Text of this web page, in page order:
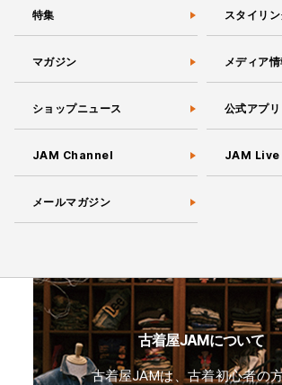
特集 スタイリ
マガジン メディア情
ショップニュース 公式アプリ
JAM Channel JAM Live
メールマガジン
古着屋JAMについて
古着屋JAMは、古着初心者の